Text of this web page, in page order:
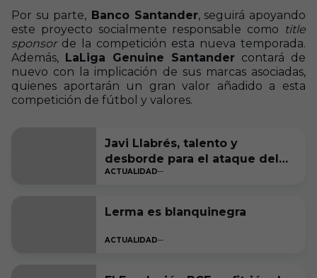
Por su parte, Banco Santander, seguirá apoyando
este proyecto socialmente responsable como title
sponsorde la competición esta nueva temporada.
Además, LaLiga Genuine Santander contará de
nuevo con la implicación de sus marcas asociadas,
quienes aportarán un gran valor añadido a esta
competición de fútbol y valores.
Javi Llabrés, talento y
desborde para el ataque del
Burgos CF
ACTUALIDAD
Lerma es blanquinegra
ACTUALIDAD